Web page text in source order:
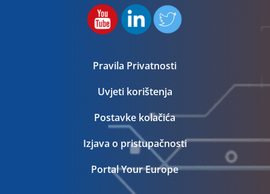
Pravila Privatnosti
Uvjeti korištenja
Postavke kolačića
Izjava o pristupačnosti
Portal Your Europe